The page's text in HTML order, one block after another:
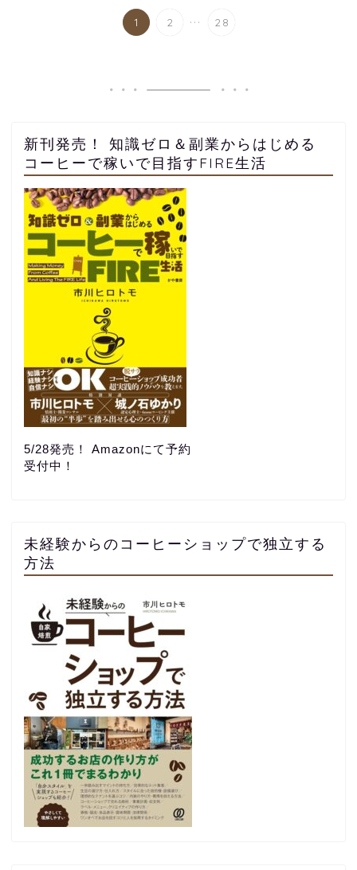
1 2 ... 28
新刊発売！ 知識ゼロ＆副業からはじめる
コーヒーで稼いで目指すFIRE生活
5/28発売！ Amazonにて予約
受付中！
未経験からのコーヒーショップで独立する
方法